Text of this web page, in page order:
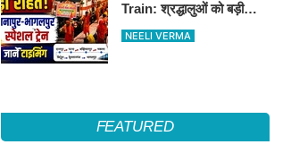
Train: श्रद्धालुओं को बड़ी
राहत, दानापुर-भागलपुर स्पेशल
NEELI VERMA
FEATURED